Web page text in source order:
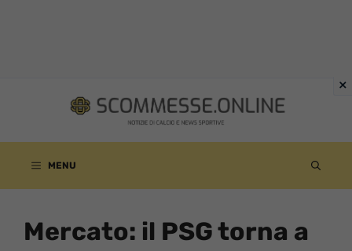
contenuto
MENU
Mercato: il PSG torna a